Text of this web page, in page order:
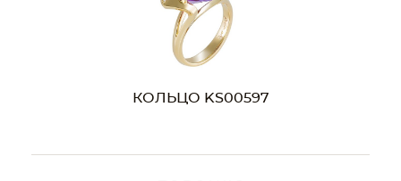
КОЛЬЦО KS00597